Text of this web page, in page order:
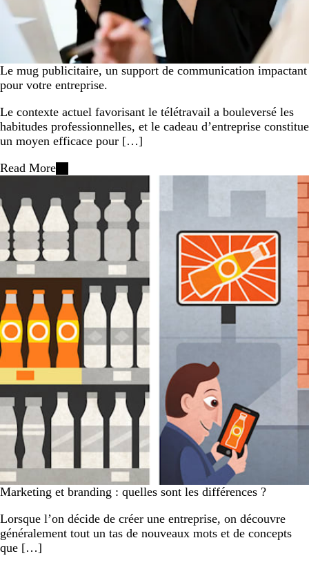
Le mug publicitaire, un support de communication impactant
pour votre entreprise.
Le contexte actuel favorisant le télétravail a bouleversé les
habitudes professionnelles, et le cadeau d’entreprise constitue
un moyen efficace pour […]
Read More
Marketing et branding : quelles sont les différences ?
Lorsque l’on décide de créer une entreprise, on découvre
généralement tout un tas de nouveaux mots et de concepts
que […]